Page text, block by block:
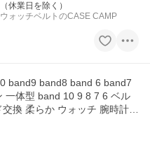
休業日を除く）
ォッチベルトのCASE CAMP
band9 band8 band 6 band7
交換 柔らか ウォッチ 腕時計